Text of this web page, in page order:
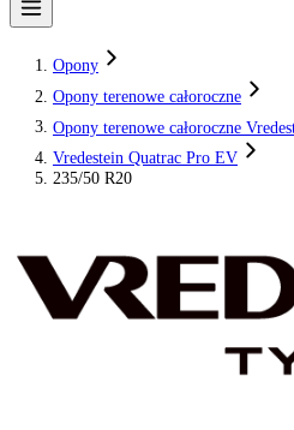
Opony
O nasFAQKontakt
Opony
Opony terenowe całoroczne
Vredestein Quatrac Pro EV
235/50 R20